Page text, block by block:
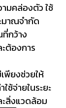
มคล่องตัว ใช้
มาณจำกัด
กว้าง
ต้องการ
พียงช่วยให้
ช้จ่ายในระยะ
สิ่งแวดล้อม